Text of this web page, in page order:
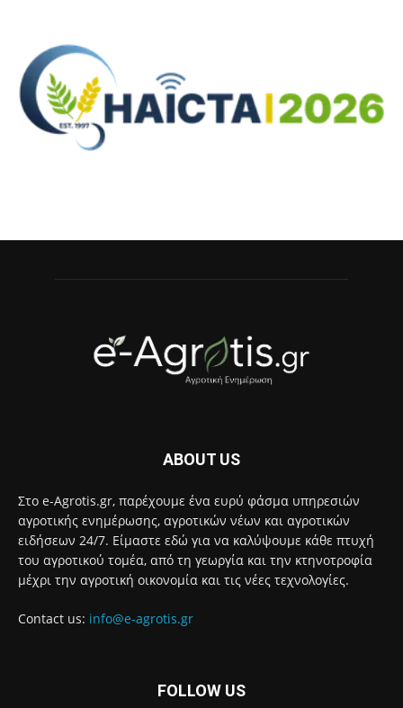
ABOUT US
Στο e-Agrotis.gr, παρέχουμε ένα ευρύ φάσμα υπηρεσιών
αγροτικής ενημέρωσης, αγροτικών νέων και αγροτικών
ειδήσεων 24/7. Είμαστε εδώ για να καλύψουμε κάθε πτυχή
του αγροτικού τομέα, από τη γεωργία και την κτηνοτροφία
μέχρι την αγροτική οικονομία και τις νέες τεχνολογίες.
Contact us: info@e-agrotis.gr
FOLLOW US